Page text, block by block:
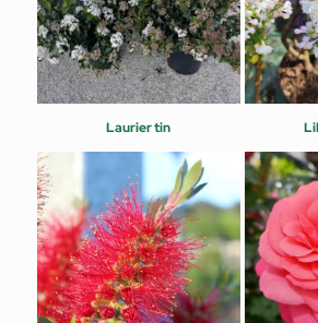
Laurier tin